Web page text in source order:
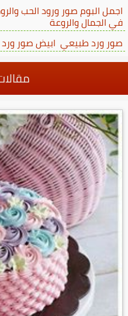
اجمل البوم صور ورود الحب
في الجمال والروعة
صور ورد طبيعي ابيض صور ورد